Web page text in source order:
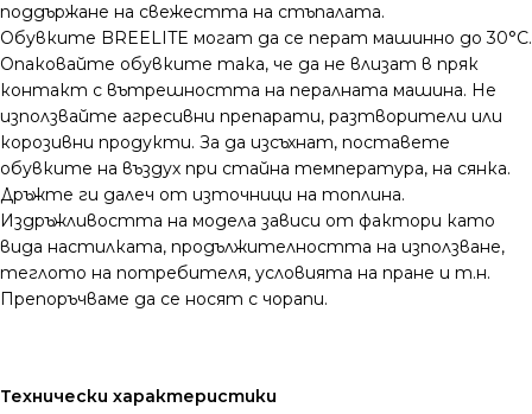
поддържане на свежестта на стъпалата.
Обувките BREELITE могат да се перат машинно до 30°C.
Опаковайте обувките така, че да не влизат в пряк
контакт с вътрешността на пералната машина. Не
използвайте агресивни препарати, разтворители или
корозивни продукти. За да изсъхнат, поставете
обувките на въздух при стайна температура, на сянка.
Дръжте ги далеч от източници на топлина.
Издръжливостта на модела зависи от фактори като
вида настилката, продължителността на използване,
теглото на потребителя, условията на пране и т.н.
Препоръчваме да се носят с чорапи.
Технически характеристики